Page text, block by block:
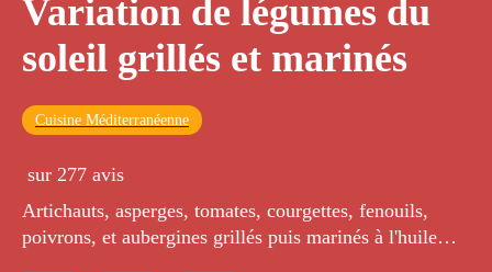
Variation de légumes du
soleil grillés et marinés
Cuisine Méditerranéenne
sur 277 avis
Artichauts, asperges, tomates, courgettes, fenouils,
poivrons, et aubergines grillés puis marinés à l'huile